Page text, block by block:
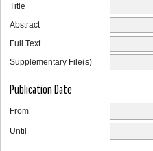
Title
Abstract
Full Text
Supplementary File(s)
Publication Date
From
Until